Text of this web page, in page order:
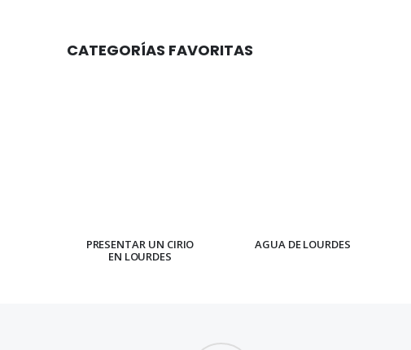
CATEGORÍAS FAVORITAS
PRESENTAR UN CIRIO
EN LOURDES
AGUA DE LOURDES